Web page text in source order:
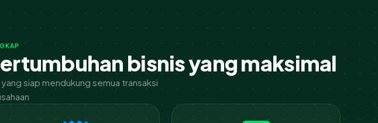
bisnis yang maksimal
siap mendukung semua transaksi